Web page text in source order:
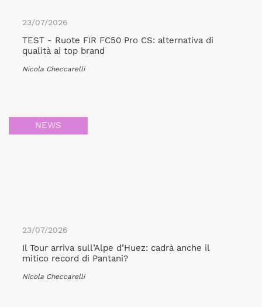
23/07/2026
TEST - Ruote FIR FC50 Pro CS: alternativa di
qualità ai top brand
Nicola Checcarelli
NEWS
23/07/2026
Il Tour arriva sull’Alpe d’Huez: cadrà anche il
mitico record di Pantani?
Nicola Checcarelli